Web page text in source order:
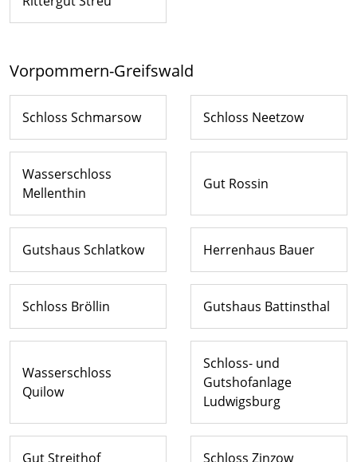
Vorpommern-Greifswald
Schloss Schmarsow Schloss Neetzow
Wasserschloss
Mellenthin
Gut Rossin
Gutshaus Schlatkow Herrenhaus Bauer
Schloss Bröllin Gutshaus Battinsthal
Wasserschloss
Quilow
Schloss- und
Gutshofanlage
Ludwigsburg
Gut Streithof Schloss Zinzow